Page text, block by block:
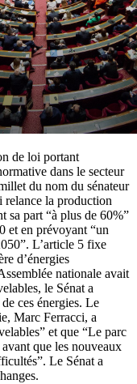
de loi portant
dans le secteur
du nom du sénateur
relance la production
sa part “à plus de 60%”
et en prévoyant “un
L’article 5 fixe
d’énergies
nationale avait
le Sénat a
ces énergies. Le
Marc Ferracci, a
et que “Le parc
que les nouveaux
Le Sénat a